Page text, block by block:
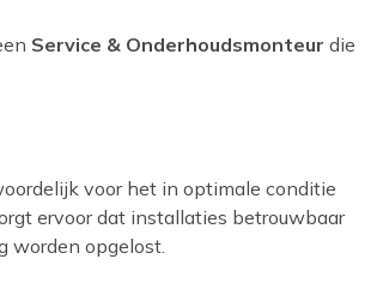
Service & Onderhoudsmonteur die
voor het in optimale conditie
ervoor dat installaties betrouwbaar
worden opgelost.